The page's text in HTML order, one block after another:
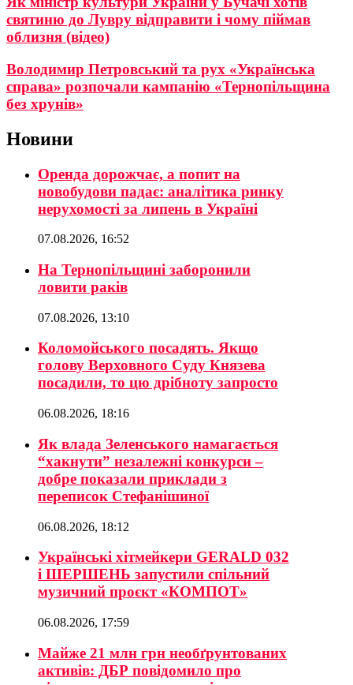
святиню до Лувру відправити і чому піймав
облизня (відео)
Володимир Петровський та рух «Українська
справа» розпочали кампанію «Тернопільщина
без хрунів»
Новини
Оренда дорожчає, а попит на
новобудови падає: аналітика ринку
нерухомості за липень в Україні
07.08.2026, 16:52
На Тернопільщині заборонили
ловити раків
07.08.2026, 13:10
Коломойського посадять. Якщо
голову Верховного Суду Князева
посадили, то цю дрібноту запросто
06.08.2026, 18:16
Як влада Зеленського намагається
“хакнути” незалежні конкурси –
добре показали приклади з
переписок Стефанішиної
06.08.2026, 18:12
Українські хітмейкери GERALD 032
і ШЕРШЕНЬ запустили спільний
музичний проєкт «КОМПОТ»
06.08.2026, 17:59
Майже 21 млн грн необґрунтованих
активів: ДБР повідомило про